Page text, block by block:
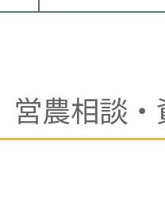
営農相談